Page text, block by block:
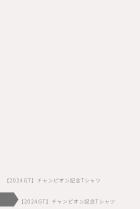
【2024GT】チャンピオン記念Tシャツ
【2024GT】チャンピオン記念Tシャツ